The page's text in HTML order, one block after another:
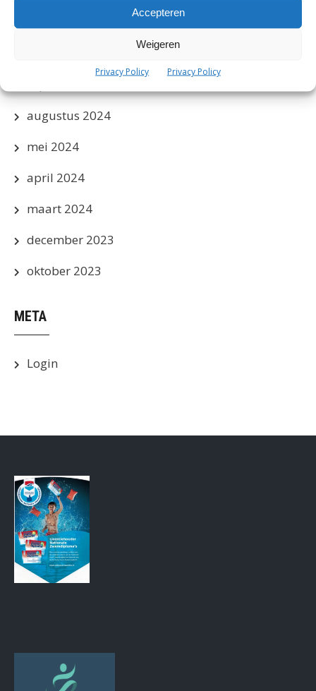
Accepteren
Weigeren
Privacy Policy Privacy Policy
augustus 2024
mei 2024
april 2024
maart 2024
december 2023
oktober 2023
META
Login